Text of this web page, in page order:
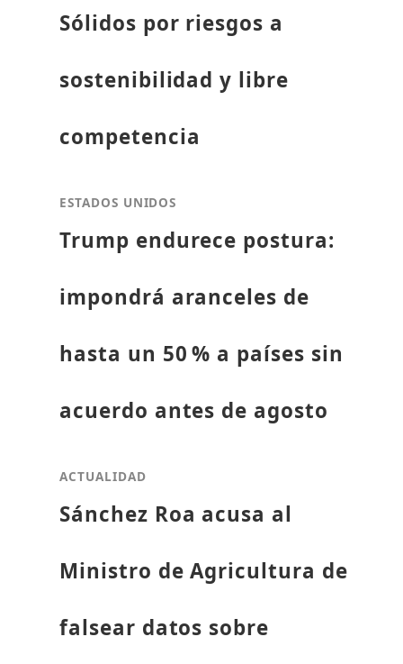
Sólidos por riesgos a
sostenibilidad y libre
competencia
ESTADOS UNIDOS
Trump endurece postura:
impondrá aranceles de
hasta un 50 % a países sin
acuerdo antes de agosto
ACTUALIDAD
Sánchez Roa acusa al
Ministro de Agricultura de
falsear datos sobre